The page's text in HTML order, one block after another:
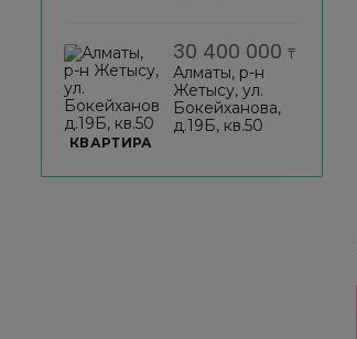
КВАРТИРА
30 400 000 ₸
Алматы, р-н
Жетысу, ул.
Бокейханова,
д.19Б, кв.50